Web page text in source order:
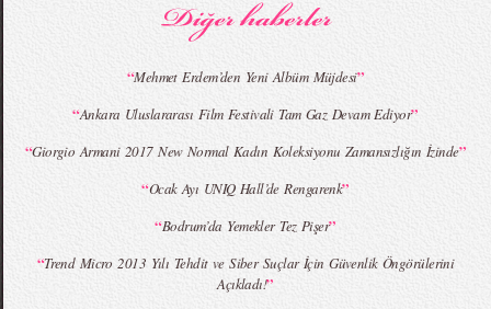
MBFWI - Giray Sepin 2015 Yaz Koleksiyonu MBFWI - Burçe Bekrek 2015 Yaz Koleksiyonu
“Mehmet Erdem’den Yeni Albüm Müjdesi”
“Ankara Uluslararası Film Festivali Tam Gaz Devam Ediyor”
“Giorgio Armani 2017 New Normal Kadın Koleksiyonu Zamansızlığın İzinde”
“Ocak Ayı UNIQ Hall’de Rengarenk”
“Bodrum’da Yemekler Tez Pişer”
“Trend Micro 2013 Yılı Tehdit ve Siber Suçlar İçin Güvenlik Öngörülerini
Açıkladı!”